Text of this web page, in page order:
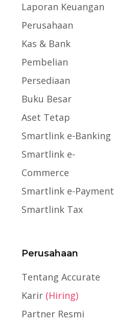
Laporan Keuangan
Perusahaan
Kas & Bank
Pembelian
Persediaan
Buku Besar
Aset Tetap
Smartlink e-Banking
Smartlink e-
Commerce
Smartlink e-Payment
Smartlink Tax
Perusahaan
Tentang Accurate
Karir (Hiring)
Partner Resmi